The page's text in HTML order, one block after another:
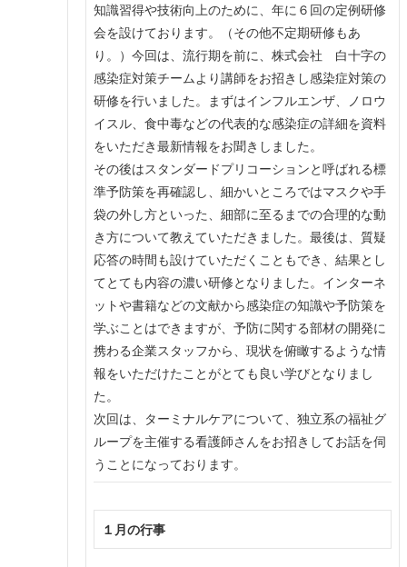
知識習得や技術向上のために、年に６回の定例研修
会を設けております。（その他不定期研修もあ
り。）今回は、流行期を前に、株式会社 白十字の
感染症対策チームより講師をお招きし感染症対策の
研修を行いました。まずはインフルエンザ、ノロウ
イスル、食中毒などの代表的な感染症の詳細を資料
をいただき最新情報をお聞きしました。
その後はスタンダードプリコーションと呼ばれる標
準予防策を再確認し、細かいところではマスクや手
袋の外し方といった、細部に至るまでの合理的な動
き方について教えていただきました。最後は、質疑
応答の時間も設けていただくこともでき、結果とし
てとても内容の濃い研修となりました。インターネ
ットや書籍などの文献から感染症の知識や予防策を
学ぶことはできますが、予防に関する部材の開発に
携わる企業スタッフから、現状を俯瞰するような情
報をいただけたことがとても良い学びとなりまし
た。
次回は、ターミナルケアについて、独立系の福祉グ
ループを主催する看護師さんをお招きしてお話を伺
うことになっております。
１月の行事